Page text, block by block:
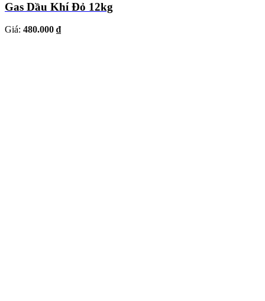
Gas Dầu Khí Đỏ 12kg
Giá: 480.000 ₫